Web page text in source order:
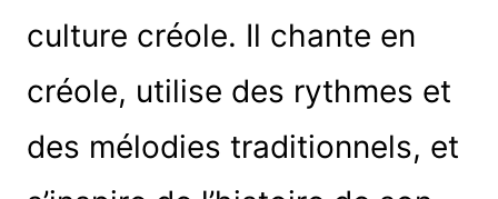
culture créole. Il chante en
créole, utilise des rythmes et
des mélodies traditionnels, et